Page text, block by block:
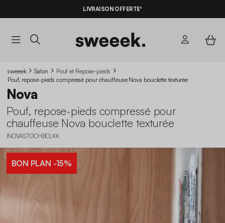
BONS PLANS* AVEC LECODE SUMMER10
LIVRAISON OFFERTE*
sweeek Salon
Pouf et Repose-pieds
Pouf, repose-pieds compressé pour chauffeuse Nova bouclette texturée
Nova
Pouf, repose-pieds compressé pour
chauffeuse Nova bouclette texturée
INOVASTOCHBCLKK
BON PLAN -15%